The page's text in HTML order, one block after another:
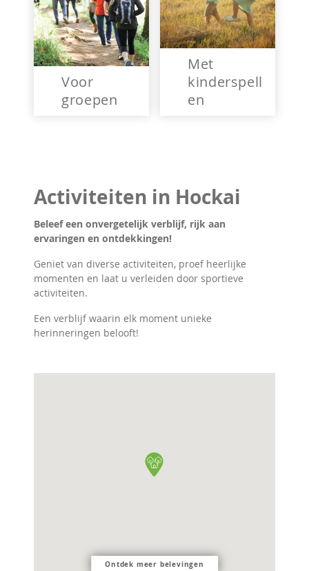
Voor
groepen
Met
kinderspell
en
Activiteiten in Hockai
Beleef een onvergetelijk verblijf, rijk aan
ervaringen en ontdekkingen!
Geniet van diverse activiteiten, proef heerlijke
momenten en laat u verleiden door sportieve
activiteiten.
Een verblijf waarin elk moment unieke
herinneringen belooft!
Ontdek meer belevingen